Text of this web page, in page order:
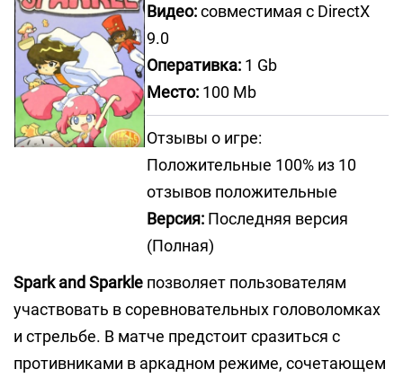
Видео:совместимая с DirectX
9.0
Оперативка: 1 Gb
Место: 100 Mb
Отзывы о игре:
Положительные 100% из 10
отзывов положительные
Версия: Последняя версия
(Полная)
Spark and Sparkle позволяет пользователям
участвовать в соревновательных головоломках
и стрельбе. В матче предстоит сразиться с
противниками в аркадном режиме, сочетающем